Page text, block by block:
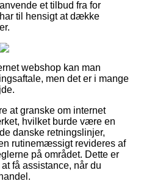
et tilbud fra for
til hensigt at dække
webshop kan man
men det er i mange
at granske om internet
hvilket burde være en
danske retningslinjer,
rutinemæssigt revideres af
på området. Dette er
få assistance, når du